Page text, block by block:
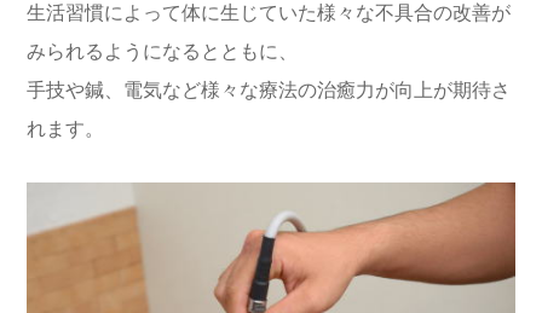
生活習慣によって体に生じていた様々な不具合の改善が
みられるようになるとともに、
手技や鍼、電気など様々な療法の治癒力が向上が期待さ
れます。